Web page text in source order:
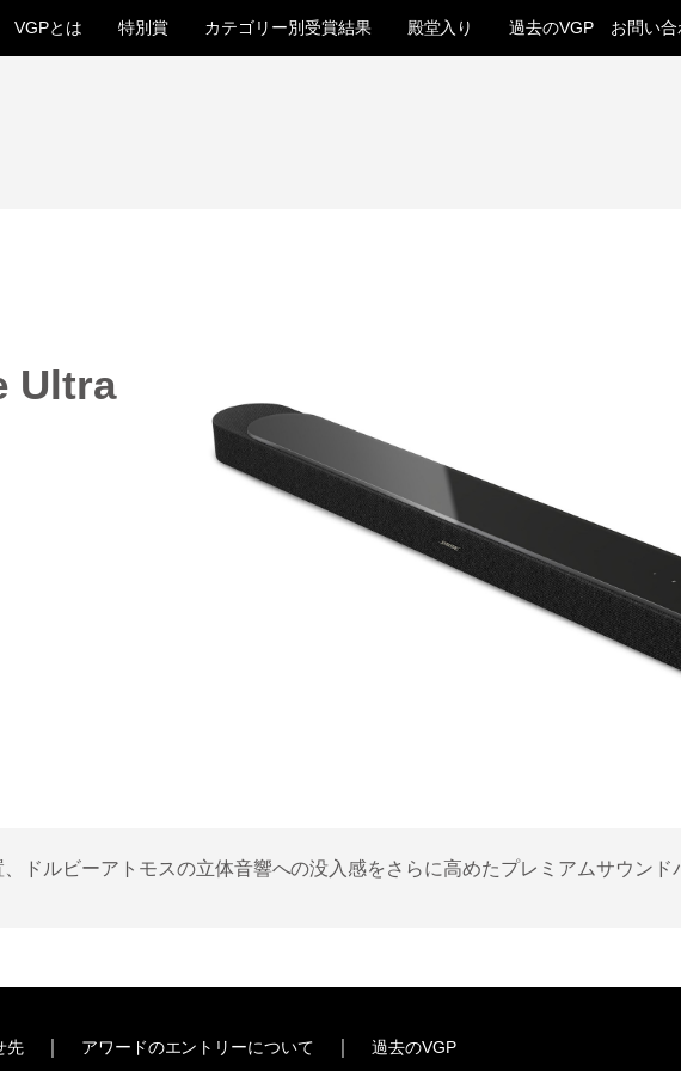
VGPとは 特別賞 カテゴリー別受賞結果 殿堂入り 過去のVGP お問い
Ultra
ドルビーアトモスの立体音響への没入感をさらに高めたプレミアムサウンド
先｜ アワードのエントリーについて ｜過去のVGP